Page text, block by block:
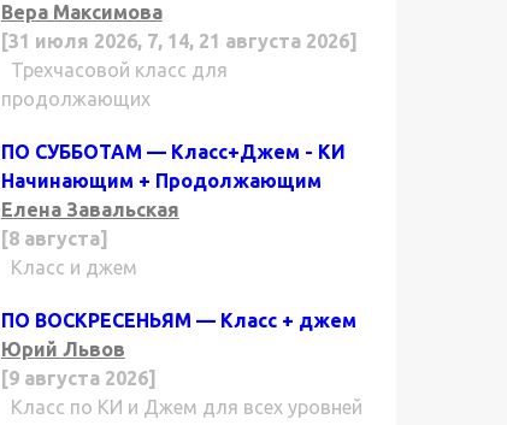
Вера Максимова
[31 июля 2026, 7, 14, 21 августа 2026]
Трехчасовой класс для
продолжающих
ПО СУББОТАМ — Класс+Джем - КИ
Начинающим + Продолжающим
Елена Завальская
[8 августа]
Класс и джем
ПО ВОСКРЕСЕНЬЯМ — Класс + джем
Юрий Львов
[9 августа 2026]
Класс по КИ и Джем для всех уровней